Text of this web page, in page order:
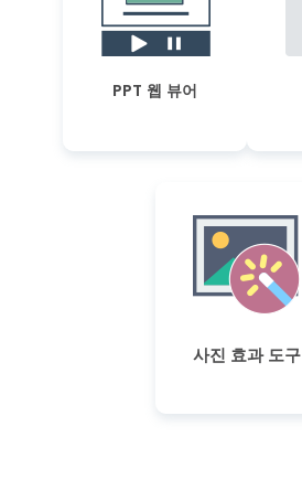
PPT 웹 뷰어
사진 효과 도구